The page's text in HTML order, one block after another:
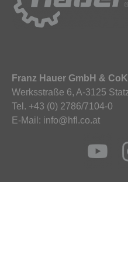
Franz Hauer GmbH &
Werksstraße 6, A-3125
Tel. +43 (0) 2786/7104-0
E-Mail: info@hfl.co.at